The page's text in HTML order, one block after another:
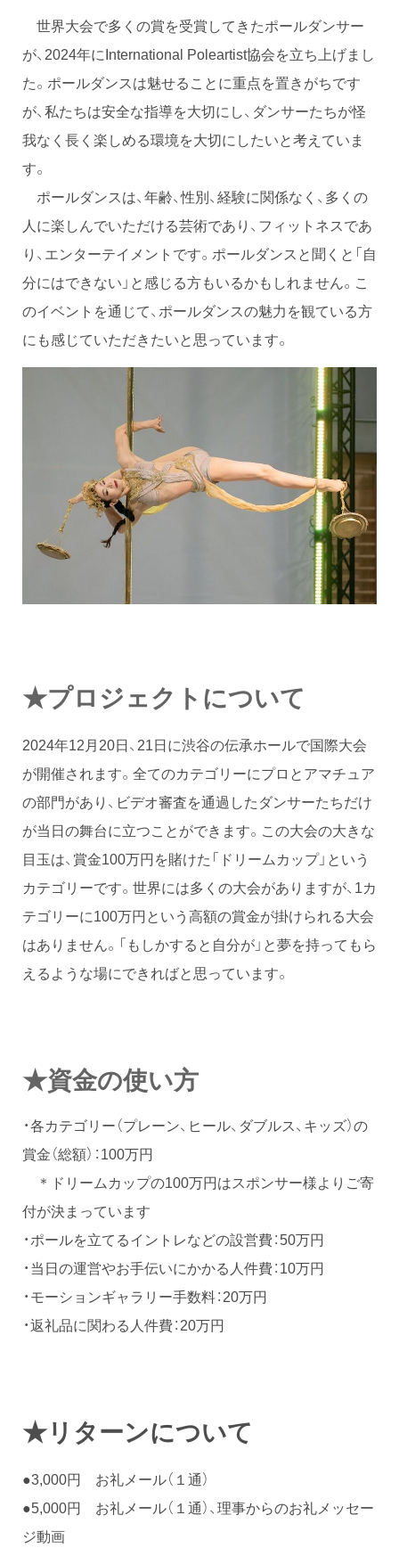
世界大会で多くの賞を受賞してきたポールダンサー
が、2024年にInternational Poleartist協会を立ち上げまし
た。ポールダンスは魅せることに重点を置きがちです
が、私たちは安全な指導を大切にし、ダンサーたちが怪
我なく長く楽しめる環境を大切にしたいと考えていま
す。
ポールダンスは、年齢、性別、経験に関係なく、多くの
人に楽しんでいただける芸術であり、フィットネスであ
り、エンターテイメントです。ポールダンスと聞くと「自
分にはできない」と感じる方もいるかもしれません。こ
のイベントを通じて、ポールダンスの魅力を観ている方
にも感じていただきたいと思っています。
★プロジェクトについて
2024年12月20日、21日に渋谷の伝承ホールで国際大会
が開催されます。全てのカテゴリーにプロとアマチュア
の部門があり、ビデオ審査を通過したダンサーたちだけ
が当日の舞台に立つことができます。この大会の大きな
目玉は、賞金100万円を賭けた「ドリームカップ」という
カテゴリーです。世界には多くの大会がありますが、1カ
テゴリーに100万円という高額の賞金が掛けられる大会
はありません。「もしかすると自分が」と夢を持ってもら
えるような場にできればと思っています。
★資金の使い方
・各カテゴリー（プレーン、ヒール、ダブルス、キッズ）の
賞金（総額）：100万円
＊ドリームカップの100万円はスポンサー様よりご寄
付が決まっています
・ポールを立てるイントレなどの設営費：50万円
・当日の運営やお手伝いにかかる人件費：10万円
・モーションギャラリー手数料：20万円
・返礼品に関わる人件費：20万円
★リターンについて
●3,000円 お礼メール（１通）
●5,000円 お礼メール（１通）、理事からのお礼メッセー
ジ動画